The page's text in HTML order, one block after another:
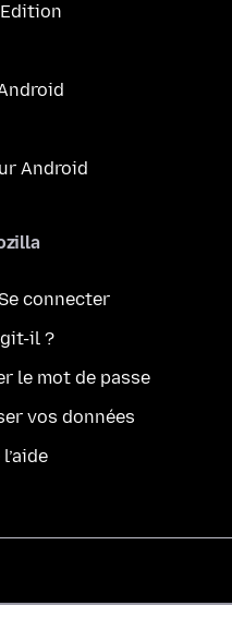
Android
connecter
il ?
le mot de passe
vos données